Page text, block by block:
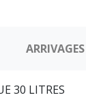
ARRIVAGES
30 LITRES